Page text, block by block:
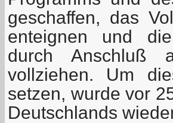
geschaffen, das
enteignen und
durch Anschluß
vollziehen. Um
setzen, wurde vor
Deutschlands